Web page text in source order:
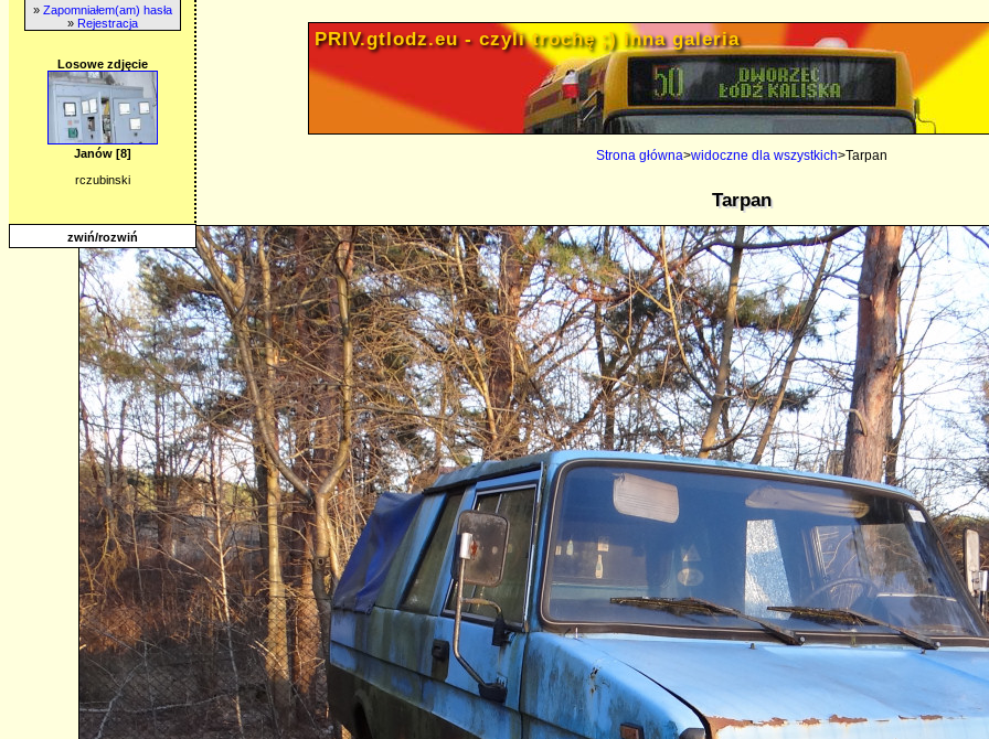
» Zapomniałem(am) hasła
» Rejestracja
Losowe zdjęcie
Janów [8]
rczubinski
zwiń/rozwiń
PRIV.gtlodz.eu - czyli trochę ;) inna galeria
Strona główna>widoczne dla wszystkich>Tarpan
Tarpan